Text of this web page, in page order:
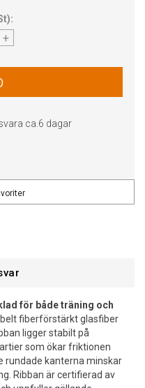
):
+
ca. 6 dagar
för både träning och
fiberförstärkt glasfiber
ligger stabilt på
som ökar friktionen
rundade kanterna minskar
Ribban är certifierad av